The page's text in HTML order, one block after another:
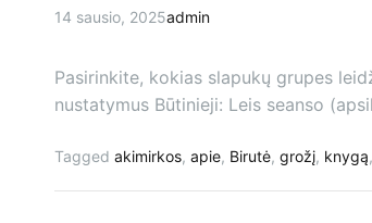
14 sausio, 2025admin
Pasirinkite, kokias slapukų grupes
nustatymus Būtinieji: Leis seanso
Tagged akimirkos, apie, Birutė, grožį, knygą,